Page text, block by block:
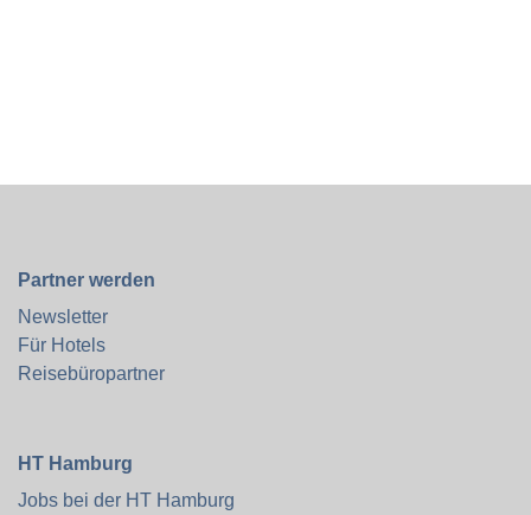
Partner werden
Newsletter
Für Hotels
Reisebüropartner
HT Hamburg
Jobs bei der HT Hamburg